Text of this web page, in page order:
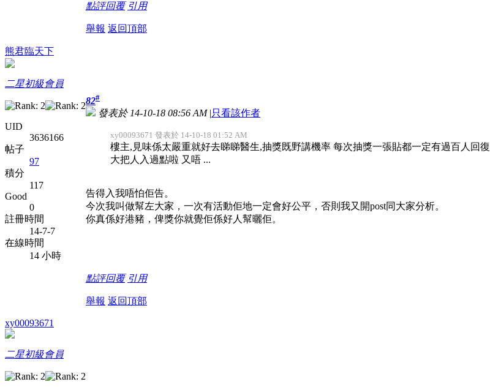
點評回覆 引用
舉報 返回頂部
熊君臨天下
二星初級會員
UID
3636166
帖子
97
積分
117
Good
0
註冊時間
14-7-7
在線時間
14 小時
82#
發表於 14-10-18 08:56 AM |只看該作者
xy00093671 發表於 14-10-18 01:52 AM
樓主,見味係太嚴重就好去睇睇醫生,抽獎既野講機率 每次抽獎一張貼都一定有過百人回復
大把人入過點啦 又唔 ...
告得入我唔怕佢告。
今次我叫做幫左大家，一次有活動佢地一定會好公平，否則我又開post同大家分析。
你真係好港豬，俾獎你就覺佢係好人幫曬佢。
點評回覆 引用
舉報 返回頂部
xy00093671
二星初級會員